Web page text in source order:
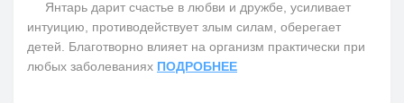
Янтарь дарит счастье в любви и дружбе, усиливает
интуицию, противодействует злым силам, оберегает
детей. Благотворно влияет на организм практически при
любых заболеваниях ПОДРОБНЕЕ